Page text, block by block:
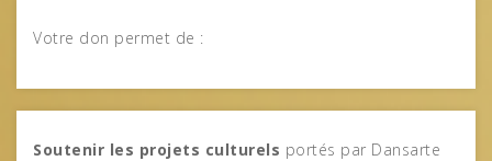
Votre don permet de :
Soutenir les projets culturels portés par Dansarte